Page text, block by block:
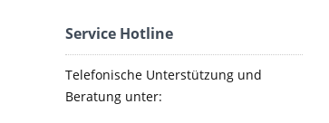
Service Hotline
Telefonische Unterstützung und
Beratung unter: